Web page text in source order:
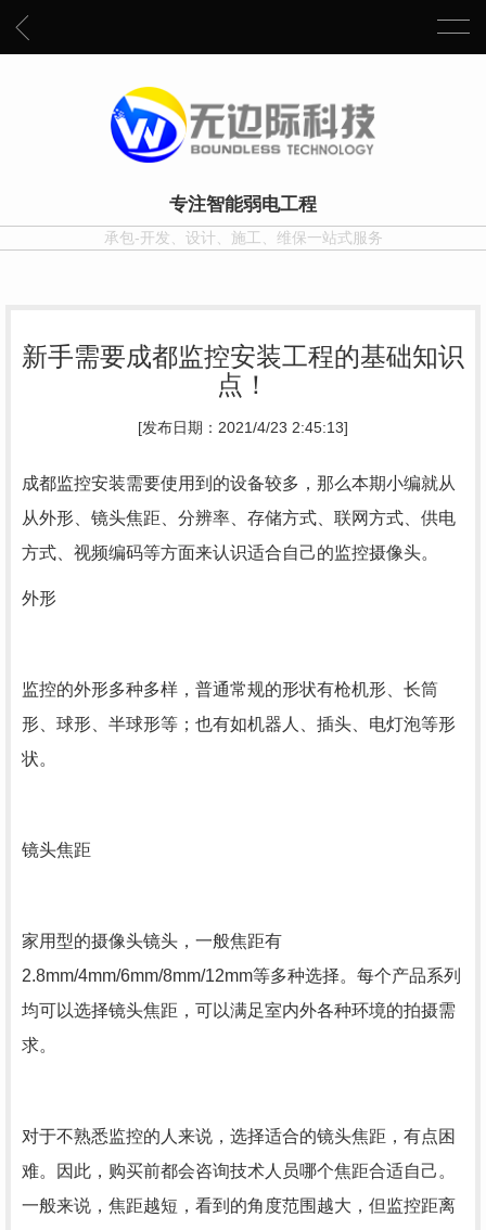
专注智能弱电工程
承包-开发、设计、施工、维保一站式服务
新手需要成都监控安装工程的基础知识
点！
[发布日期：2021/4/23 2:45:13]
成都监控安装需要使用到的设备较多，那么本期小编就从
从外形、镜头焦距、分辨率、存储方式、联网方式、供电
方式、视频编码等方面来认识适合自己的监控摄像头。
外形
监控的外形多种多样，普通常规的形状有枪机形、长筒
形、球形、半球形等；也有如机器人、插头、电灯泡等形
状。
镜头焦距
家用型的摄像头镜头，一般焦距有
2.8mm/4mm/6mm/8mm/12mm等多种选择。每个产品系列
均可以选择镜头焦距，可以满足室内外各种环境的拍摄需
求。
对于不熟悉监控的人来说，选择适合的镜头焦距，有点困
难。因此，购买前都会咨询技术人员哪个焦距合适自己。
一般来说，焦距越短，看到的角度范围越大，但监控距离